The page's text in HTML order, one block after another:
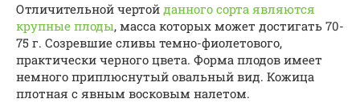
Отличительной чертой данного сорта являются
крупные плоды, масса которых может достигать 70-
75 г. Созревшие сливы темно-фиолетового,
практически черного цвета. Форма плодов имеет
немного приплюснутый овальный вид. Кожица
плотная с явным восковым налетом.